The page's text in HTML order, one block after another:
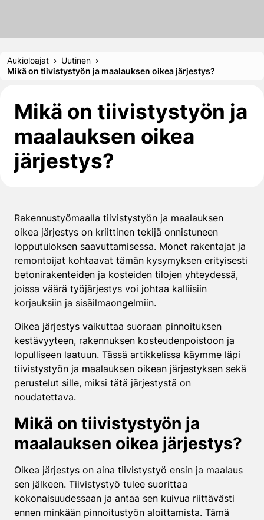
Aukioloajat
Uutinen
Mikä on tiivistystyön ja maalauksen oikea järjestys?
Mikä on tiivistystyön ja
maalauksen oikea
järjestys?
Rakennustyömaalla tiivistystyön ja maalauksen
oikea järjestys on kriittinen tekijä onnistuneen
lopputuloksen saavuttamisessa. Monet rakentajat ja
remontoijat kohtaavat tämän kysymyksen erityisesti
betonirakenteiden ja kosteiden tilojen yhteydessä,
joissa väärä työjärjestys voi johtaa kalliisiin
korjauksiin ja sisäilmaongelmiin.
Oikea järjestys vaikuttaa suoraan pinnoituksen
kestävyyteen, rakennuksen kosteudenpoistoon ja
lopulliseen laatuun. Tässä artikkelissa käymme läpi
tiivistystyön ja maalauksen oikean järjestyksen sekä
perustelut sille, miksi tätä järjestystä on
noudatettava.
Mikä on tiivistystyön ja
maalauksen oikea järjestys?
Oikea järjestys on aina tiivistystyö ensin ja maalaus
sen jälkeen. Tiivistystyö tulee suorittaa
kokonaisuudessaan ja antaa sen kuivua riittävästi
ennen minkään pinnoitustyön aloittamista. Tämä